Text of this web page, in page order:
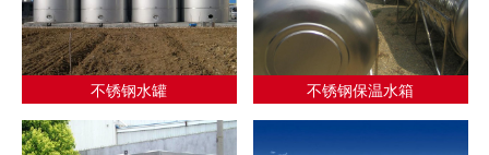
不锈钢水罐 不锈钢保温水箱